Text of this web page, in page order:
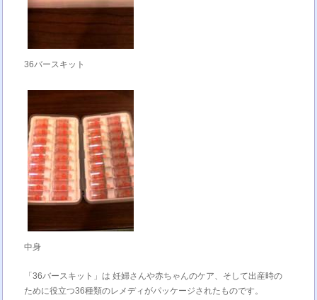
36バースキット
中身
「36バースキット」は 妊婦さんや赤ちゃんのケア、そして出産時の
ために役立つ36種類のレメディがパッケージされたものです。